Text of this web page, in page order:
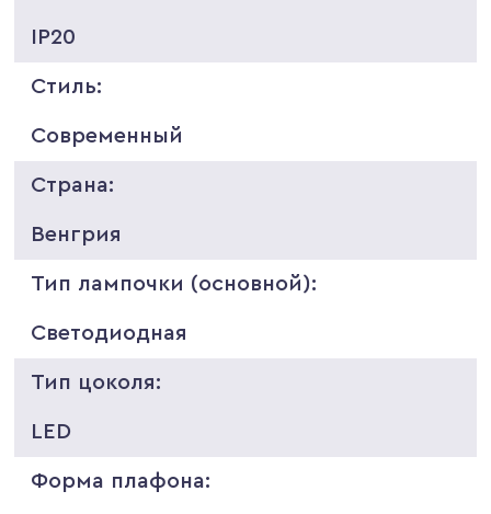
IP20
Стиль:
Современный
Страна:
Венгрия
Тип лампочки (основной):
Светодиодная
Тип цоколя:
LED
Форма плафона: